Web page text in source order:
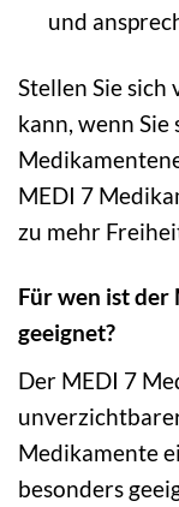
und
Stellen Sie
kann, wenn
MEDI 7
zu mehr
Für wen ist
geeignet?
Der MEDI 7
Medikamente
besonders